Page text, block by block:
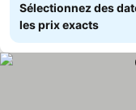
Sélectionnez des
les prix exacts